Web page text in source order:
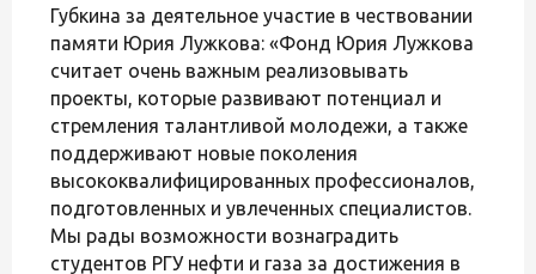
Губкина за деятельное участие в чествовании
памяти Юрия Лужкова: «Фонд Юрия Лужкова
считает очень важным реализовывать
проекты, которые развивают потенциал и
стремления талантливой молодежи, а также
поддерживают новые поколения
высококвалифицированных профессионалов,
подготовленных и увлеченных специалистов.
Мы рады возможности вознаградить
студентов РГУ нефти и газа за достижения в